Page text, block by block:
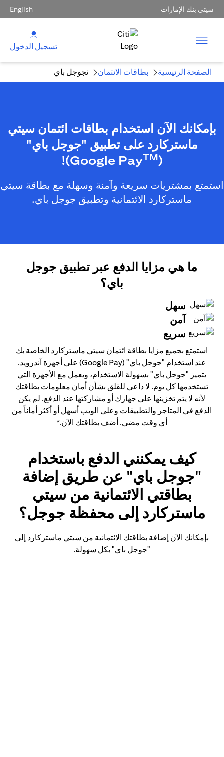
سيتي بنك الإمارات English
تسجيل الدخول
الصفحة الرئيسية بطاقات الائتمان نجوجل باي
بإمكانك الآن استخدام بطاقات ائتمان سيتي
ماستركارد على تطبيق "جوجل باي"
(Google Pay
TM
)!
استمتع بمشتريات سريعة وآمنة وسهلة مع بطاقة سيتي
ماستركارد الائتمانية وتطبيق جوجل باي.
ما هي مزايا الدفع عبر تطبيق جوجل
باي؟
سهل
آمن
سريع
استمتع بجميع مزايا بطاقة ائتمان سيتي ماستركارد الخاصة بك
عند استخدام "جوجل باي" (Google Pay) على أجهزة آندرويد.
يتميز "جوجل باي" بسهولة الاستخدام، ويعمل مع الأجهزة التي
تستخدمها كل يوم. لا داعي للقلق بشأن أمان معلومات بطاقتك
لأنه لا يتم تخزينها على جهازك أو مشاركتها عند الدفع. لم يكن
الدفع في المتاجر والتطبيقات وعلى الويب أسهل أو أكثر أماناً من
أي وقت مضى. أضف بطاقتك الآن.*
كيف يمكنني الدفع باستخدام
"جوجل باي" عن طريق إضافة
بطاقتي الائتمانية من سيتي
ماستركارد إلى محفظة جوجل؟
بإمكانك الآن إضافة بطاقتك الائتمانية من سيتي ماستركارد إلى
"جوجل باي" بكل سهولة.